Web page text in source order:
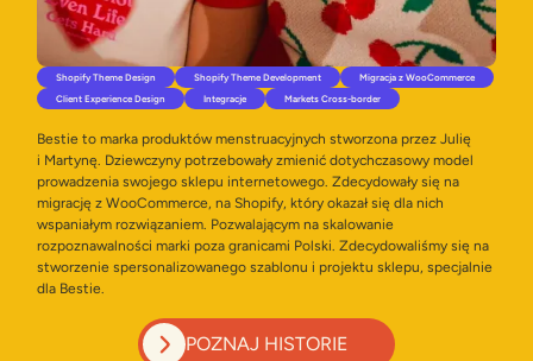
Shopify Theme Design Shopify Theme Development
Migracja z WooCommerce
Client Experience Design
Integracje Markets Cross-border
Bestie to marka produktów menstruacyjnych stworzona przez Julię
i Martynę. Dziewczyny potrzebowały zmienić dotychczasowy model
prowadzenia swojego sklepu internetowego. Zdecydowały się na
migrację z WooCommerce, na Shopify, który okazał się dla nich
wspaniałym rozwiązaniem. Pozwalającym na skalowanie
rozpoznawalności marki poza granicami Polski. Zdecydowaliśmy się na
stworzenie spersonalizowanego szablonu i projektu sklepu, specjalnie
dla Bestie.
POZNAJ HISTORIE